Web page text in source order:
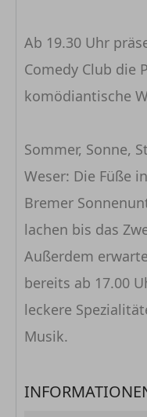
Ab 19.30 Uhr
Comedy Club die
komödiantische
Sommer, Sonne,
Weser: Die Füße
Bremer
lachen bis das
Außerdem
bereits ab 17.00
leckere
Musik.